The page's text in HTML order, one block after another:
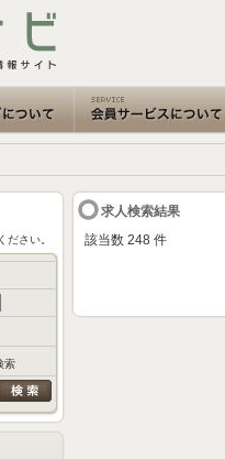
ださい。
索
求人検索結果
該当数 248 件